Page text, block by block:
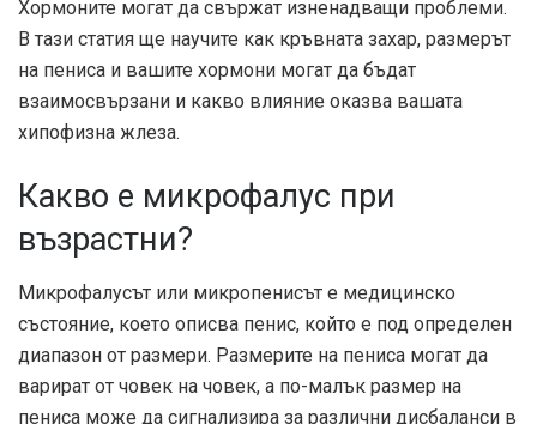
Хормоните могат да свържат изненадващи проблеми.
В тази статия ще научите как кръвната захар, размерът
на пениса и вашите хормони могат да бъдат
взаимосвързани и какво влияние оказва вашата
хипофизна жлеза.
Какво е микрофалус при
възрастни?
Микрофалусът или микропенисът е медицинско
състояние, което описва пенис, който е под определен
диапазон от размери. Размерите на пениса могат да
варират от човек на човек, а по-малък размер на
пениса може да сигнализира за различни дисбаланси в